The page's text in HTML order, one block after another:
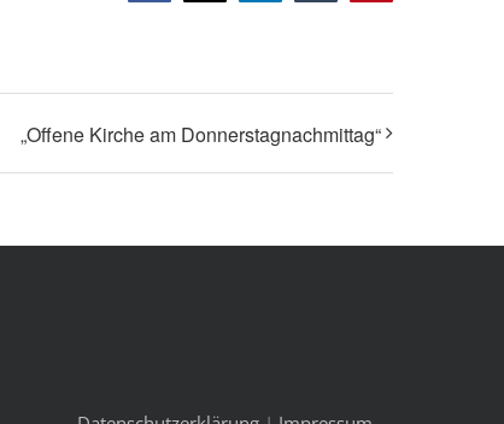
„Offene Kirche am Donnerstagnachmittag“